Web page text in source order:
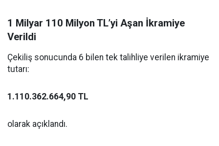
1 Milyar 110 Milyon TL’yi Aşan İkramiye
Verildi
Çekiliş sonucunda 6 bilen tek talihliye verilen ikramiye
tutarı:
1.110.362.664,90 TL
olarak açıklandı.